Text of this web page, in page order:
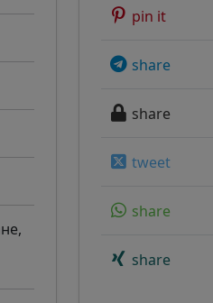
pin it
share
share
tweet
share
share